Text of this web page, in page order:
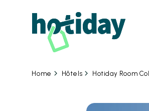
Home Hôtels Hotiday Room